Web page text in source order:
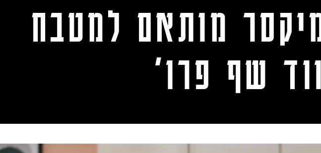
מותאם למטבח
שף פרו'